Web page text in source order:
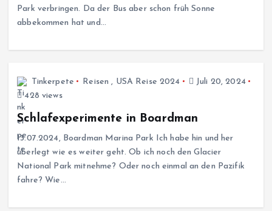
Park verbringen. Da der Bus aber schon früh Sonne
abbekommen hat und…
Tinkerpete Reisen , USA Reise 2024
Juli 20, 2024
428 views
Schlafexperimente in Boardman
13.07.2024, Boardman Marina Park Ich habe hin und her
überlegt wie es weiter geht. Ob ich noch den Glacier
National Park mitnehme? Oder noch einmal an den Pazifik
fahre? Wie…